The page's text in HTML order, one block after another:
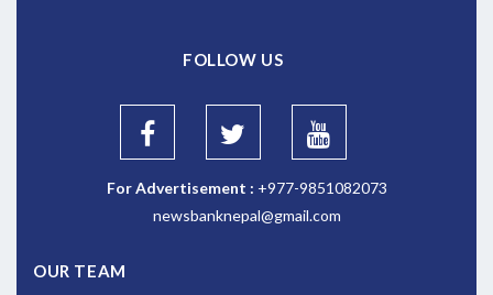
FOLLOW US
For Advertisement : +977-9851082073
newsbanknepal@gmail.com
OUR TEAM